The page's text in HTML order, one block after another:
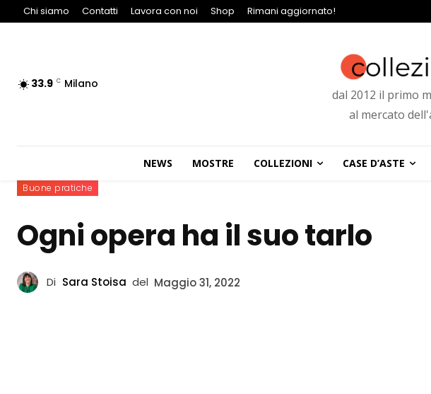
Chi siamo Contatti Lavora con noi Shop Rimani aggiornato!
33.9 C Milano
dal 2012 il primo
al mercato
NEWS MOSTRE COLLEZIONI CASE D’ASTE
Buone pratiche
Ogni opera ha il suo tarlo
Di Sara Stoisa del Maggio 31, 2022